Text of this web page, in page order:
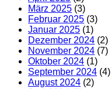
März 2025 (3)
Februar 2025 (3)
Januar 2025 (1)
Dezember 2024 (2)
November 2024 (7)
Oktober 2024 (1)
September 2024 (4)
August 2024 (2)